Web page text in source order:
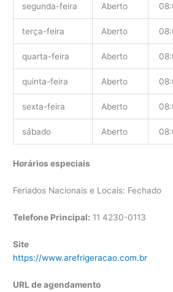
segunda-feira Aberto
terça-feira Aberto
quarta-feira Aberto
quinta-feira Aberto
sexta-feira Aberto
sábado Aberto
Horários especiais
Feriados Nacionais e Locais: Fechado
Telefone Principal: 114230-0113
Site
https://www.arefrigeracao.com.br
URL de agendamento